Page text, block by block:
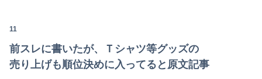
【朗報】見せブラ、流行る。
11
前スレに書いたが、Ｔシャツ等グッズの
売り上げも順位決めに入ってると原文記事